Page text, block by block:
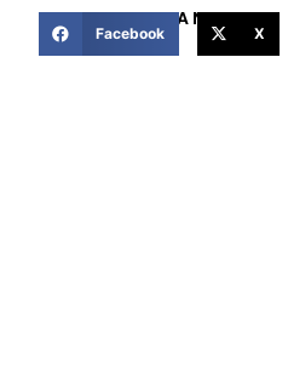
COMPARTIR ESTA NOTICIA
Facebook X